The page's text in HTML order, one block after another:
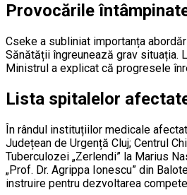
Provocările
Cseke a subliniat importanța
Sănătății îngreunează grav situația.
Ministrul a explicat că progresele
Lista spitalelor
În rândul instituțiilor medicale
Județean de Urgență Cluj; Centrul
Tuberculozei „Zerlendi” la Marius
„Prof. Dr. Agrippa Ionescu” din
instruire pentru dezvoltarea